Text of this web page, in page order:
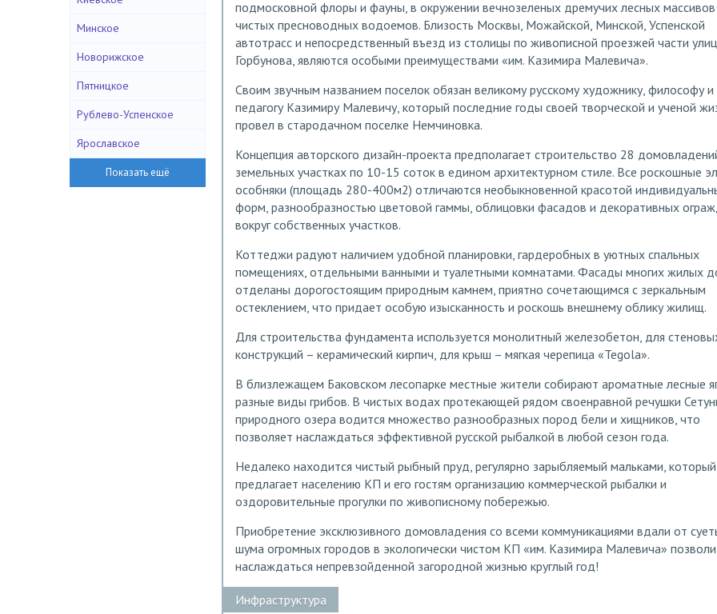
Минское
Новорижское
Пятницкое
Рублево-Успенское
Ярославское
подмосковной флоры и фауны, в окружении вечнозеленых дремучих лесных массивов
чистых пресноводных водоемов. Близость Москвы, Можайской, Минской, Успенской
автотрасс и непосредственный въезд из столицы по живописной проезжей части
Горбунова, являются особыми преимуществами «им. Казимира Малевича».
Своим звучным названием поселок обязан великому русскому художнику, философу и
педагогу Казимиру Малевичу, который последние годы своей творческой и ученой
провел в стародачном поселке Немчиновка.
Концепция авторского дизайн-проекта предполагает строительство 28
земельных участках по 10-15 соток в едином архитектурном стиле. Все роскошные
особняки (площадь 280-400м2) отличаются необыкновенной красотой
форм, разнообразностью цветовой гаммы, облицовки фасадов и декоративных
вокруг собственных участков.
Коттеджи радуют наличием удобной планировки, гардеробных в уютных спальных
помещениях, отдельными ванными и туалетными комнатами. Фасады многих жилых
отделаны дорогостоящим природным камнем, приятно сочетающимся с зеркальным
остеклением, что придает особую изысканность и роскошь внешнему облику жилищ.
Для строительства фундамента используется монолитный железобетон, для
конструкций – керамический кирпич, для крыш – мягкая черепица «Tegola».
В близлежащем Баковском лесопарке местные жители собирают ароматные лесные
разные виды грибов. В чистых водах протекающей рядом своенравной речушки
природного озера водится множество разнообразных пород бели и хищников, что
позволяет наслаждаться эффективной русской рыбалкой в любой сезон года.
Недалеко находится чистый рыбный пруд, регулярно зарыбляемый мальками, который
предлагает населению КП и его гостям организацию коммерческой рыбалки и
оздоровительные прогулки по живописному побережью.
Приобретение эксклюзивного домовладения со всеми коммуникациями вдали от
шума огромных городов в экологически чистом КП «им. Казимира Малевича»
наслаждаться непревзойденной загородной жизнью круглый год!
Инфраструктура